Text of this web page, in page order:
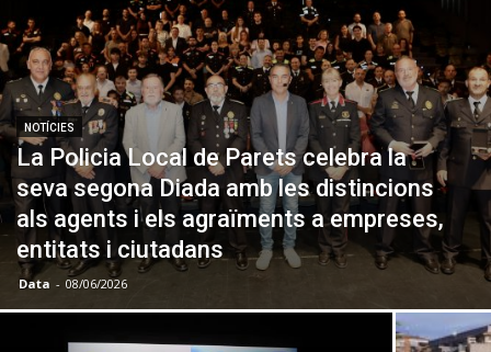
NOTÍCIES
La Policia Local de Parets celebra la
seva segona Diada amb les distincions
als agents i els agraïments a empreses,
entitats i ciutadans
Data - 08/06/2026